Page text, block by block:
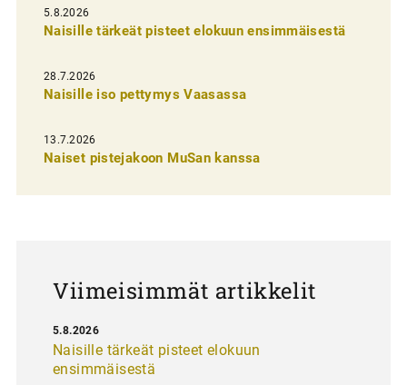
i
e
n
s
e
l
5.8.2026
Naisille tärkeät pisteet elokuun ensimmäisestä
28.7.2026
Naisille iso pettymys Vaasassa
13.7.2026
Naiset pistejakoon MuSan kanssa
Viimeisimmät artikkelit
Naisille tärkeät pisteet elokuun
ensimmäisestä
5.8.2026